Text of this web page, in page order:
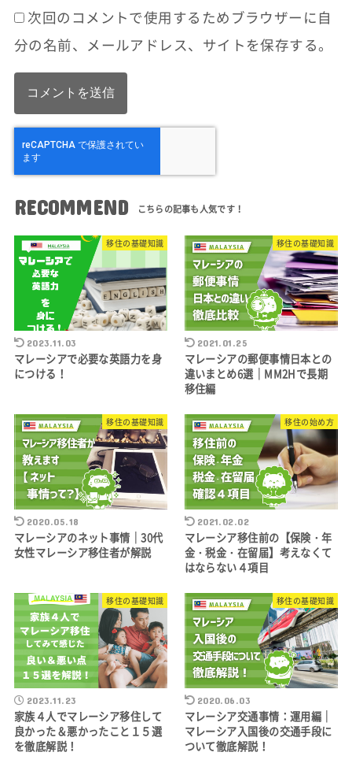
次回のコメントで使用するためブラウザーに自
分の名前、メールアドレス、サイトを保存する。
RECOMMEND
移住の基礎知識
2023.11.03
マレーシアで必要な英語力を身
につける！
移住の基礎知識
2021.01.25
マレーシアの郵便事情日本との
違いまとめ6選｜MM2Hで長期
移住編
移住の基礎知識
2020.05.18
マレーシアのネット事情｜30代
女性マレーシア移住者が解説
移住の始め方
2021.02.02
マレーシア移住前の【保険・年
金・税金・在留届】考えなくて
はならない４項目
移住の基礎知識
2023.11.23
家族４人でマレーシア移住して
良かった＆悪かったこと１５選
を徹底解説！
移住の基礎知識
2020.06.03
マレーシア交通事情：運用編｜
マレーシア入国後の交通手段に
ついて徹底解説！